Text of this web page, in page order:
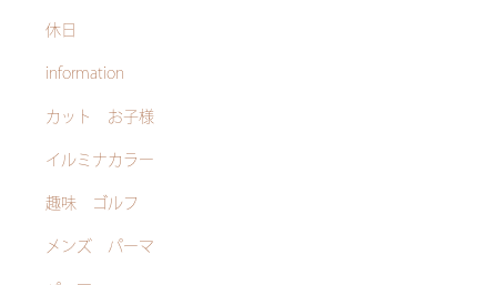
休日
information
カット お子様
イルミナカラー
趣味 ゴルフ
メンズ パーマ